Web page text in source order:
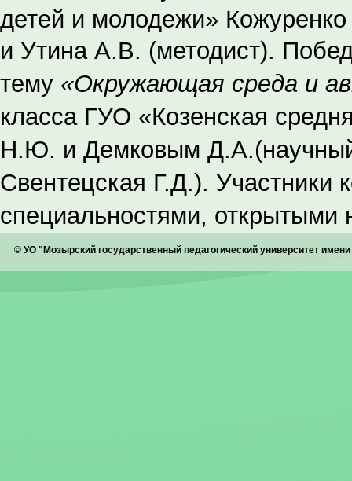
детей и молодежи»
и Утина А.В. (методист).
тему «Окружающая среда и
класса ГУО «Козенская
Н.Ю. и Демковым Д.А.
Свентецская Г.Д.).
специальностями, открытыми
© УО "Мозырский государственный педагогический университет